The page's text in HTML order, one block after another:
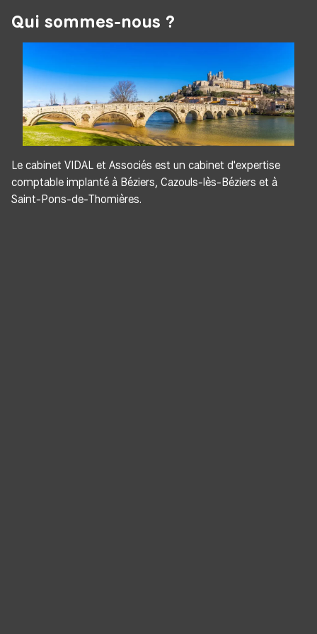
Qui sommes-nous ?
Le cabinet VIDAL et Associés est un cabinet d'expertise
comptable implanté à Béziers, Cazouls-lès-Béziers et à
Saint-Pons-de-Thomières.